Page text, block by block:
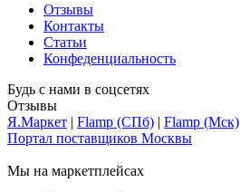
Отзывы
Контакты
Статьи
Конфеденциальность
Будь с нами в соцсетях
Отзывы
Я.Маркет | Flamp (СПб) | Flamp (Мск)
Портал поставщиков Москвы
Мы на маркетплейсах